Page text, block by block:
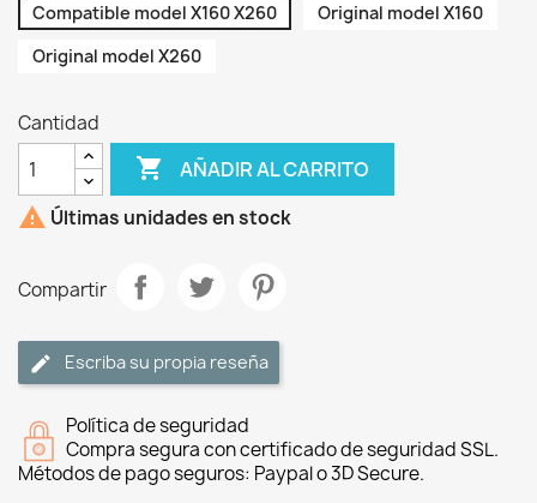
Compatible model X160 X260
Original model X160
Original model X260
Cantidad
 AÑADIR AL CARRITO
 Últimas unidades en stock
Compartir
Escriba su propia reseña
Política de seguridad
Compra segura con certificado de seguridad SSL.
Métodos de pago seguros: Paypal o 3D Secure.